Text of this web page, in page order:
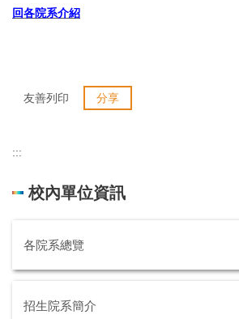
回各院系介紹
友善列印 分享
:::
校內單位資訊
各院系總覽
招生院系簡介